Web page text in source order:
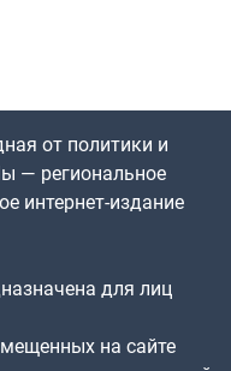
от политики и
— региональное
интернет-издание
для лиц
на сайте